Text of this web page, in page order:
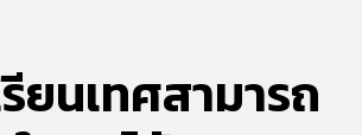
ยนเทศสามารถ